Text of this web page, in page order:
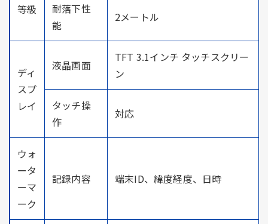
等級
耐落下性
能
2メートル
ディ
スプ
レイ
液晶画面
TFT 3.1インチ タッチスクリー
ン
タッチ操
作
対応
ウォ
ータ
ーマ
ーク
記録内容 端末ID、緯度経度、日時